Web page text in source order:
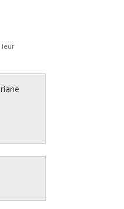
leur